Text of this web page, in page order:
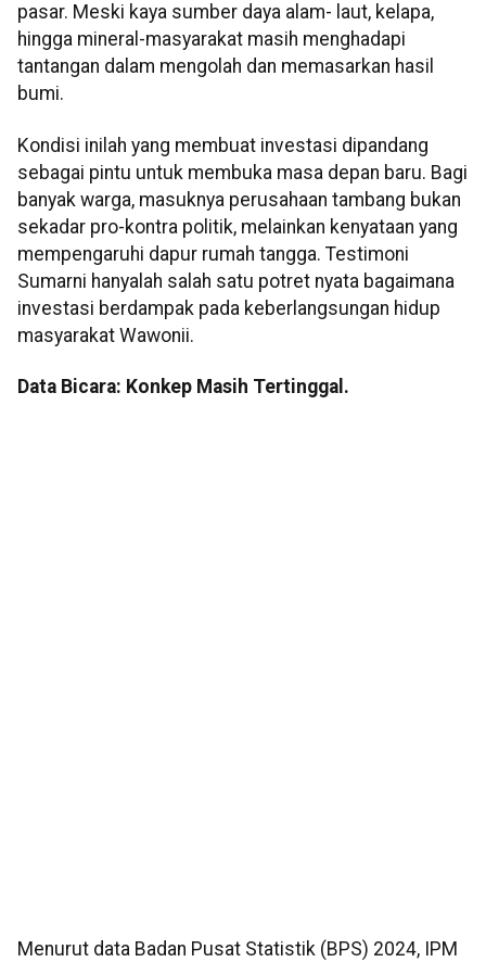
pasar. Meski kaya sumber daya alam- laut, kelapa,
hingga mineral-masyarakat masih menghadapi
tantangan dalam mengolah dan memasarkan hasil
bumi.
Kondisi inilah yang membuat investasi dipandang
sebagai pintu untuk membuka masa depan baru. Bagi
banyak warga, masuknya perusahaan tambang bukan
sekadar pro-kontra politik, melainkan kenyataan yang
mempengaruhi dapur rumah tangga. Testimoni
Sumarni hanyalah salah satu potret nyata bagaimana
investasi berdampak pada keberlangsungan hidup
masyarakat Wawonii.
Data Bicara: Konkep Masih Tertinggal.
Menurut data Badan Pusat Statistik (BPS) 2024, IPM